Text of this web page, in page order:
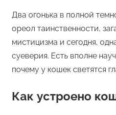
Два огонька в полной
ореол таинственности,
мистицизма и сегодня,
суеверия. Есть вполне
почему у кошек светятся
Как устроено